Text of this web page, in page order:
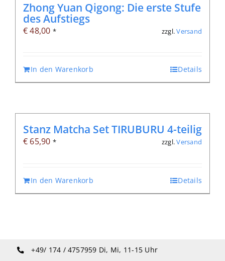
Zhong Yuan Qigong: Die erste Stufe
des Aufstiegs
€48,00 * zzgl.Versand
In den Warenkorb Details
Stanz Matcha Set TIRUBURU 4-teilig
€ 65,90 * zzgl.Versand
In den Warenkorb Details
+49/ 174 / 4757959 Di, Mi, 11-15 Uhr